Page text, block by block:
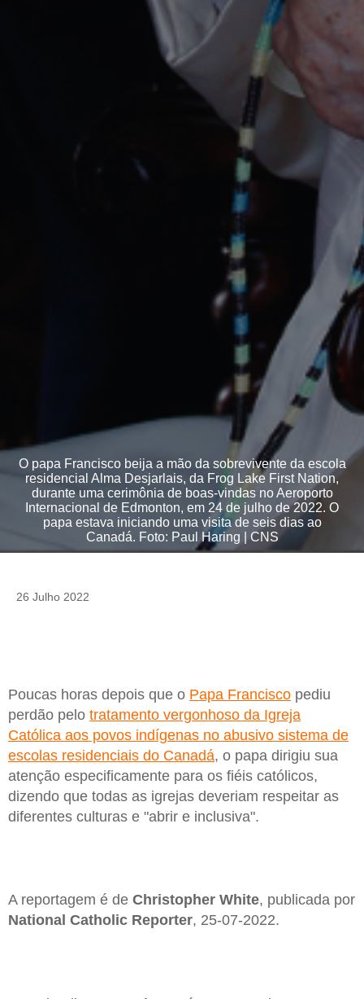
O papa Francisco beija a mão da sobrevivente da escola
residencial Alma Desjarlais, da Frog Lake First Nation,
durante uma cerimônia de boas-vindas no Aeroporto
Internacional de Edmonton, em 24 de julho de 2022. O
papa estava iniciando uma visita de seis dias ao
Canadá. Foto: Paul Haring | CNS
26 Julho 2022
Poucas horas depois que o Papa Francisco pediu
perdão pelo tratamento vergonhoso da Igreja
Católica aos povos indígenas no abusivo sistema de
escolas residenciais do Canadá, o papa dirigiu sua
atenção especificamente para os fiéis católicos,
dizendo que todas as igrejas deveriam respeitar as
diferentes culturas e "abrir e inclusiva".
A reportagem é de Christopher White, publicada por
National Catholic Reporter, 25-07-2022.